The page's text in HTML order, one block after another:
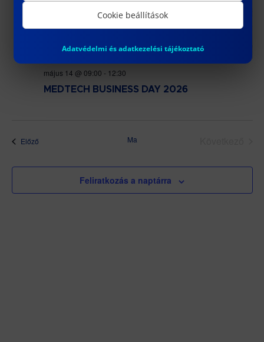
május 14 @ 09:00 - 12:30
MEDTECH BUSINESS DAY 2026
ElőzőEsemények Ma
Feliratkozás a naptárra
Cookie beállítások
Adatvédelmi és adatkezelési tájékoztató